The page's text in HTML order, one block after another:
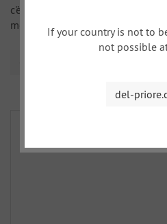
c'è la possibilità di regalargli un
modo, potrà scegliersi quello che
If your country is not to
not possible
del-